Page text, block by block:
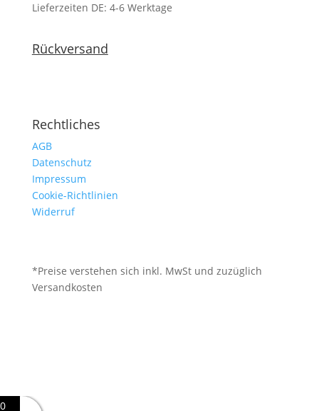
Lieferzeiten DE: 4-6 Werktage
Rückversand
Rechtliches
AGB
Datenschutz
Impressum
Cookie-Richtlinien
Widerruf
*Preise verstehen sich inkl. MwSt und zuzüglich
Versandkosten
0